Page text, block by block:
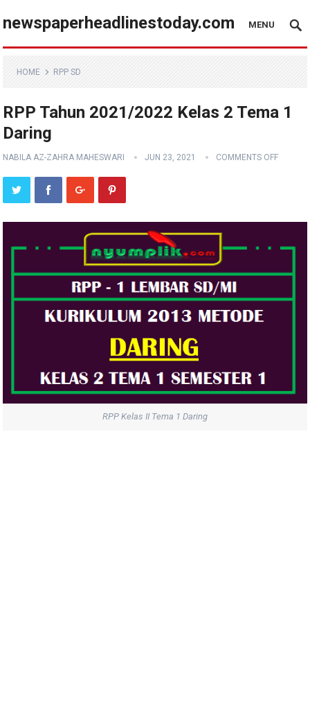
newspaperheadlinestoday.com MENU
HOME RPP SD
RPP Tahun 2021/2022 Kelas 2 Tema 1
Daring
NABILA AZ-ZAHRA MAHESWARI JUN 23, 2021 COMMENTS OFF
RPP Kelas II Tema 1 Daring